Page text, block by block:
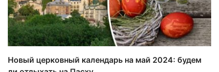
Новый церковный календарь на май 2024: будем